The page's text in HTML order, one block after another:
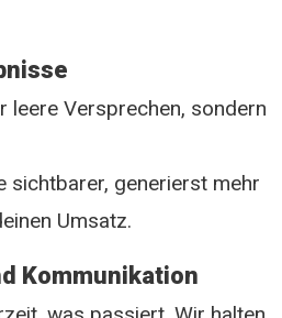
leere Versprechen, sondern
sichtbarer, generierst mehr
Umsatz.
Kommunikation